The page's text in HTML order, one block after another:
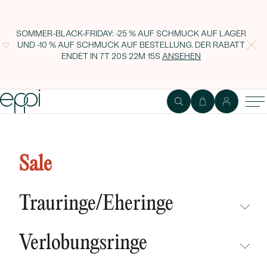
SOMMER-BLACK-FRIDAY: -25 % AUF SCHMUCK AUF LAGER
UND -10 % AUF SCHMUCK AUF BESTELLUNG. DER RABATT
ENDET IN 7T 20S 22M 14SANSEHEN
Sale
Trauringe/Eheringe
NEUHEITEN
Verlobungsringe
Ohrstecker mit Lab Grown
Diamanten Vilhelmina